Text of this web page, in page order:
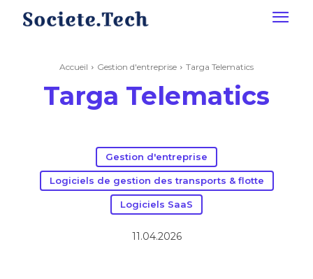
Accueil Gestion d'entreprise Targa Telematics
Targa Telematics
Gestion d'entreprise
Logiciels de gestion des transports & flotte
Logiciels SaaS
11.04.2026